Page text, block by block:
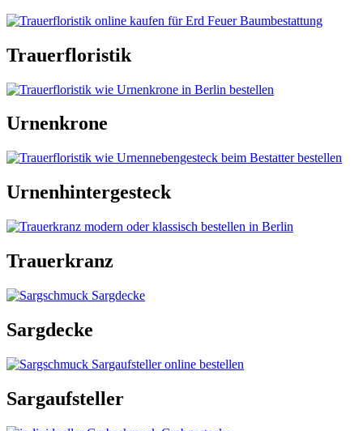
Trauerfloristik
Urnenkrone
Urnenhintergesteck
Trauerkranz
Sargdecke
Sargaufsteller